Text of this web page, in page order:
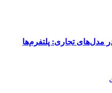
مدل‌های تجاری: پلتفرم‌ها